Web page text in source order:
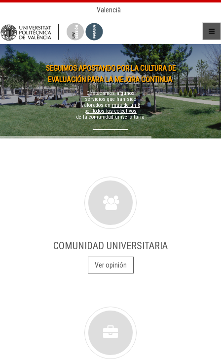
Valencià
SEGUIMOS APOSTANDO POR LA CULTURA DE
EVALUACIÓN PARA LA MEJORA CONTINUA.
Destacamos algunos
servicios que han sido
valorados enmás de un 8
por todos los colectivos
de la comunidad universitaria
COMUNIDAD UNIVERSITARIA
Ver opinión